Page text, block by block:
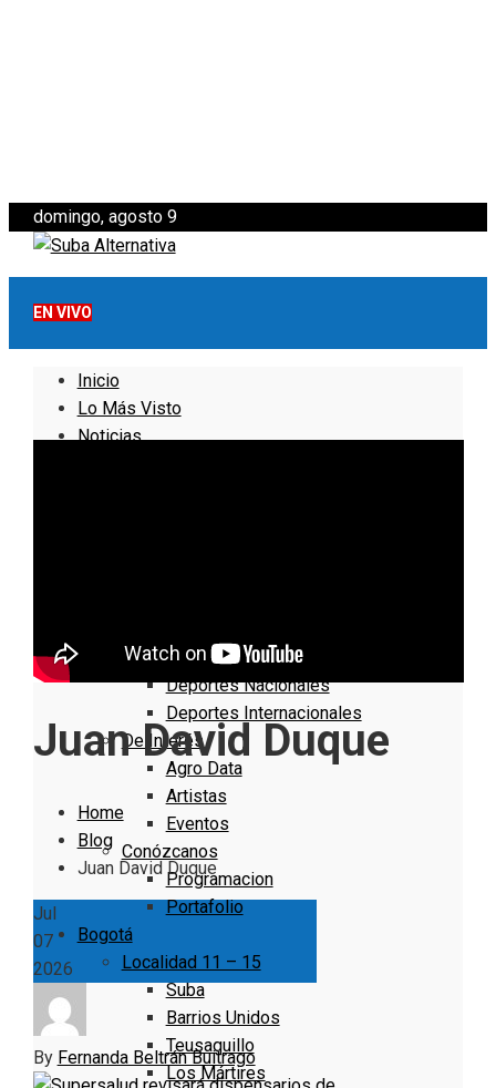
domingo, agosto 9
EN VIVO
Inicio
Lo Más Visto
Noticias
Deportes Locales
Deportes Nacionales
Deportes Internacionales
De Interés
Agro Data
Artistas
Eventos
Conózcanos
Programacion
Portafolio
Bogotá
Localidad 11 – 15
Suba
Barrios Unidos
Teusaquillo
Los Mártires
Juan David Duque
Home
Blog
Juan David Duque
Jul
07
2026
By Fernanda Beltrán Buitrago